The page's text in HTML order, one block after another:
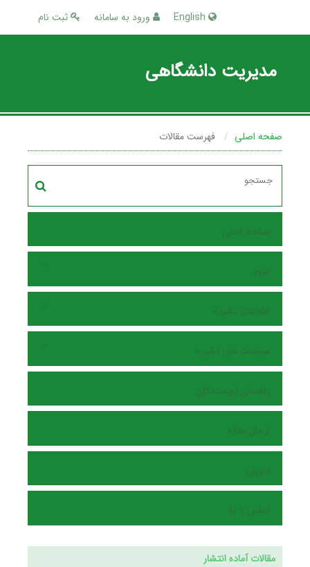
ثبت نام ورود به سامانه
مدیریت دانشگاهی
صفحه اصلی فهرست مقالات
صفحه اصلی
مرور
اطلاعات نشریه
سیاست های نشریه
راهنمای نویسندگان
ارسال مقاله
داوران
تماس با ما
مقالات آماده انتشار